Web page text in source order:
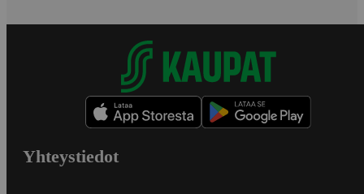
Yhteystiedot